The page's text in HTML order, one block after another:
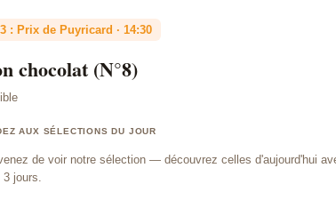
: Prix de Puyricard · 14:30
chocolat (N°8)
AUX SÉLECTIONS DU JOUR
de voir notre sélection — découvrez celles d'aujourd'hui
3 jours.